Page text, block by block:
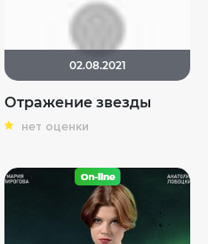
02.08.2021
Отражение звезды
нет оценки